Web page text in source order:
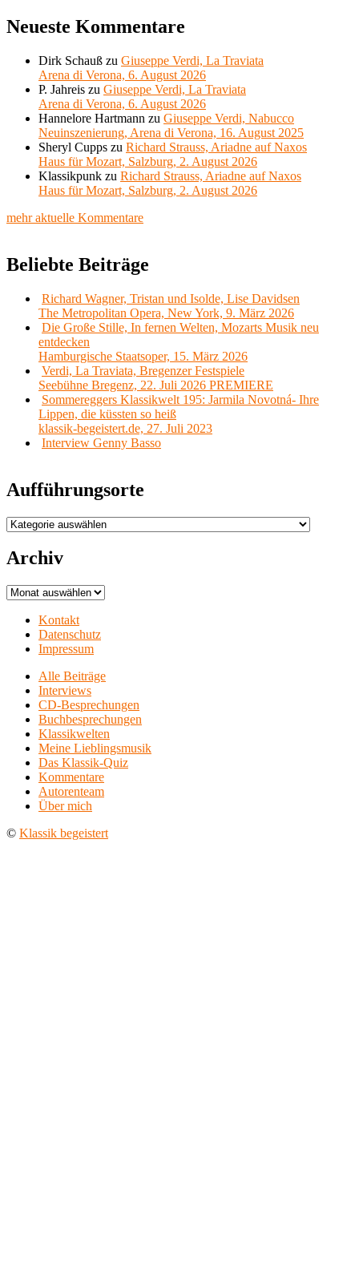
Neueste Kommentare
Dirk Schauß zu Giuseppe Verdi, La Traviata
Arena di Verona, 6. August 2026
P. Jahreis zu Giuseppe Verdi, La Traviata
Arena di Verona, 6. August 2026
Hannelore Hartmann zu Giuseppe Verdi, Nabucco
Neuinszenierung, Arena di Verona, 16. August 2025
Sheryl Cupps zu Richard Strauss, Ariadne auf Naxos
Haus für Mozart, Salzburg, 2. August 2026
Klassikpunk zu Richard Strauss, Ariadne auf Naxos
Haus für Mozart, Salzburg, 2. August 2026
mehr aktuelle Kommentare
Beliebte Beiträge
Richard Wagner, Tristan und Isolde, Lise Davidsen
The Metropolitan Opera, New York, 9. März 2026
Die Große Stille, In fernen Welten, Mozarts Musik neu
entdecken
Hamburgische Staatsoper, 15. März 2026
Verdi, La Traviata, Bregenzer Festspiele
Seebühne Bregenz, 22. Juli 2026 PREMIERE
Sommereggers Klassikwelt 195: Jarmila Novotná- Ihre
Lippen, die küssten so heiß
klassik-begeistert.de, 27. Juli 2023
Interview Genny Basso
Aufführungsorte
Aufführungsorte
Archiv
Archiv
Kontakt
Datenschutz
Impressum
Alle Beiträge
Interviews
CD-Besprechungen
Buchbesprechungen
Klassikwelten
Meine Lieblingsmusik
Das Klassik-Quiz
Kommentare
Autorenteam
Über mich
© Klassik begeistert